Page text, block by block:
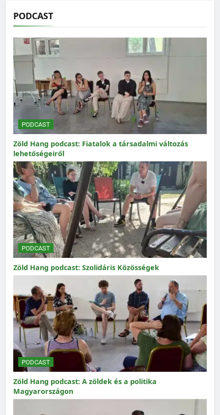
PODCAST
PODCAST
Zöld Hang podcast: Fiatalok a társadalmi változás
lehetőségeiről
PODCAST
Zöld Hang podcast: Szolidáris Közösségek
PODCAST
Zöld Hang podcast: A zöldek és a politika
Magyarországon